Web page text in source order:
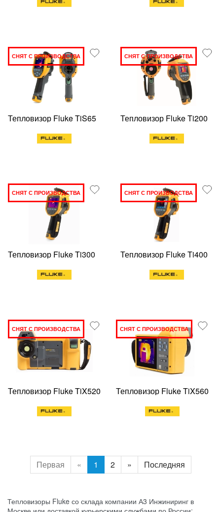
СНЯТ С ПРОИЗВОДСТВА
Тепловизор Fluke TiS65
СНЯТ С ПРОИЗВОДСТВА
Тепловизор Fluke Ti200
СНЯТ С ПРОИЗВОДСТВА
Тепловизор Fluke Ti300
СНЯТ С ПРОИЗВОДСТВА
Тепловизор Fluke Ti400
СНЯТ С ПРОИЗВОДСТВА
Тепловизор Fluke TiX520
СНЯТ С ПРОИЗВОДСТВА
Тепловизор Fluke TiX560
Первая « 1 2 » Последняя
Тепловизоры Fluke со склада компании А3 Инжиниринг в